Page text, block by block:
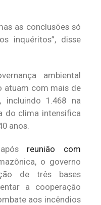
as conclusões só
inquéritos”, disse
ambiental
atuam com mais de
1.468 na
do clima intensifica
anos.
reunião com
o governo
de três bases
a cooperação
aos incêndios